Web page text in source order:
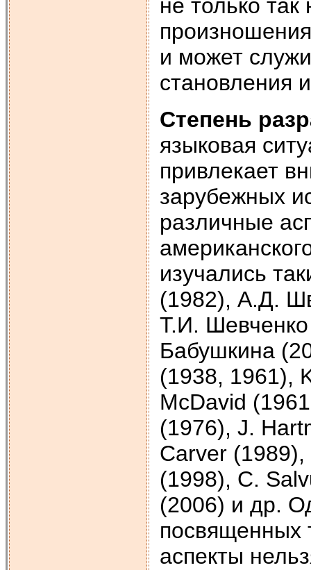
не только
и может
становления
Степень
языковая
привлекает
зарубежных
различные
изучались
(1982), А.Д.
Т.И.
Бабушкина
(1938, 1961),
McDavid
(1976), J.
Carver
(1998), C.
(2006) и др.
посвященных
аспекты